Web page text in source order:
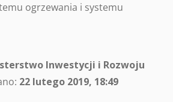
ogrzewania i systemu
Inwestycji i Rozwoju
22 lutego 2019, 18:49